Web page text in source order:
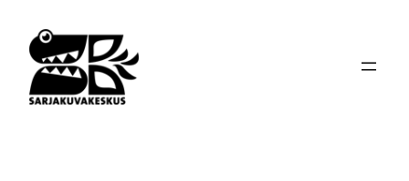
sisältöön